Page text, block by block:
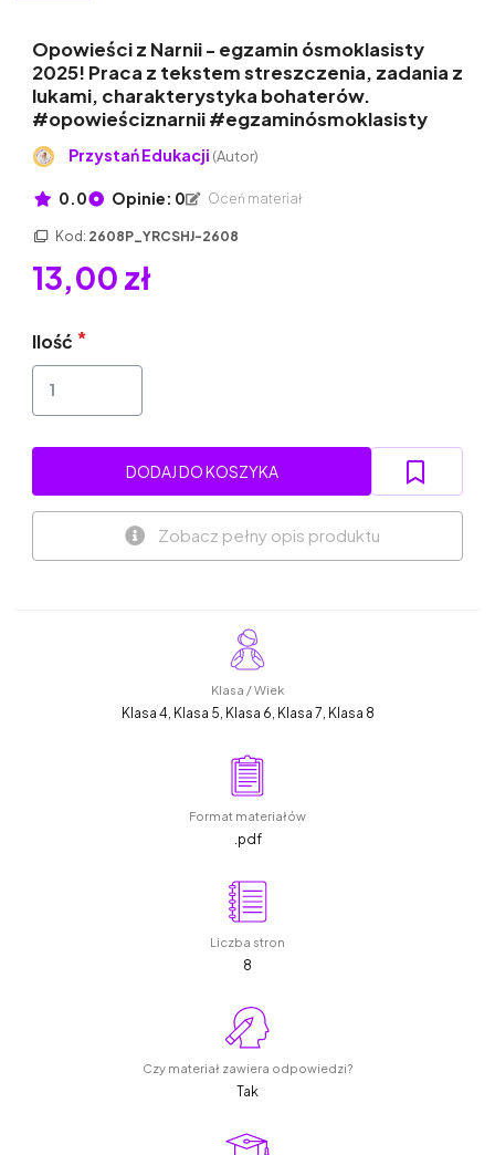
Opowieści z Narnii - egzamin ósmoklasisty
2025! Praca z tekstem streszczenia, zadania z
lukami, charakterystyka bohaterów.
#opowieściznarnii #egzaminósmoklasisty
Przystań Edukacji (Autor)
0.0 Opinie: 0 Oceń materiał
Kod: 2608P_YRCSHJ-2608
13,00 zł
Ilość
DODAJ DO KOSZYKA
Zobacz pełny opis produktu
Klasa / Wiek
Klasa 4, Klasa 5, Klasa 6, Klasa 7, Klasa 8
Format materiałów
.pdf
Liczba stron
8
Czy materiał zawiera odpowiedzi?
Tak